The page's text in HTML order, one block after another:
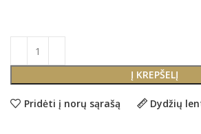
Į KREPŠELĮ
Pridėti į norų sąrašą Dydžių